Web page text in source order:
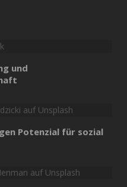
und
auf Unsplash
Potenzial für sozial
auf Unsplash